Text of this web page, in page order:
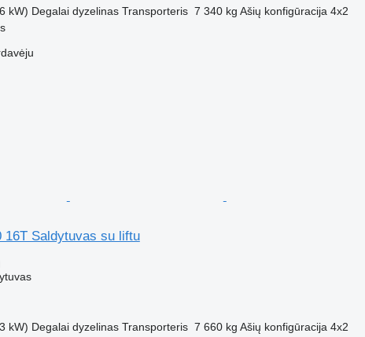
kW) Degalai dyzelinas Transporteris 7 340 kg Ašių konfigūracija 4x2
16T Saldytuvas su liftu
kW) Degalai dyzelinas Transporteris 7 660 kg Ašių konfigūracija 4x2